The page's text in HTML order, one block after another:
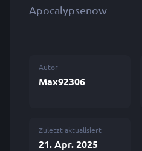
Apocalypsenow
Autor
Max92306
Zuletzt aktualisiert
21. Apr. 2025